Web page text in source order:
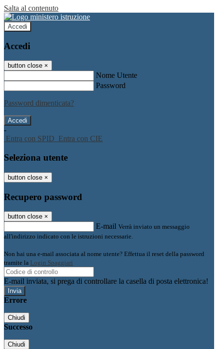
Salta al contenuto
Accedi
Accedi
button close ×
Nome Utente
Password
Password dimenticata?
-
Entra con SPID Entra con CIE
Seleziona utente
button close ×
Recupero password
button close ×
E-mail Verrà inviato un messaggio
all'indirizzo indicato con le istruzioni necessarie.
Non hai una e-mail associata al nome utente? Effettua il reset della password
tramite la Login Spaggiari
E-mail inviata, si prega di controllare la casella di posta elettronica!
Errore
Chiudi
Successo
Chiudi